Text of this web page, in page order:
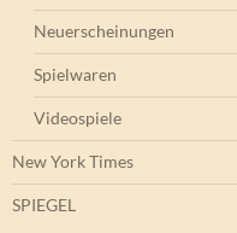
Neuerscheinungen
Spielwaren
Videospiele
New York Times
SPIEGEL